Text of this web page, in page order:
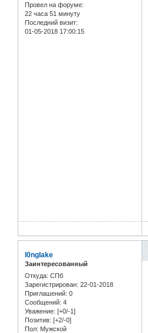
Провел на форуме:
22 часа 51 минуту
Последний визит:
01-05-2018 17:00:15
l0nglake
Заинтересованный
Откуда: СПб
Зарегистрирован: 22-01-2018
Приглашений: 0
Сообщений: 4
Уважение: [+0/-1]
Позитив: [+2/-0]
Пол: Мужской